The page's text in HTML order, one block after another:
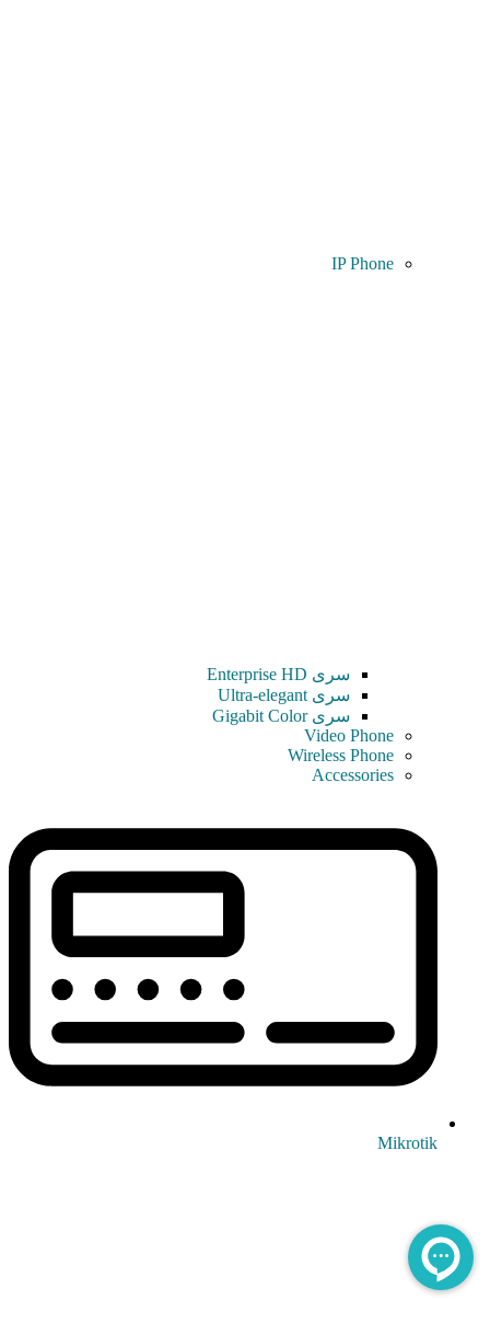
IP Phone
سری Enterprise HD
سری Ultra-elegant
سری Gigabit Color
Video Phone
Wireless Phone
Accessories
Mikrotik